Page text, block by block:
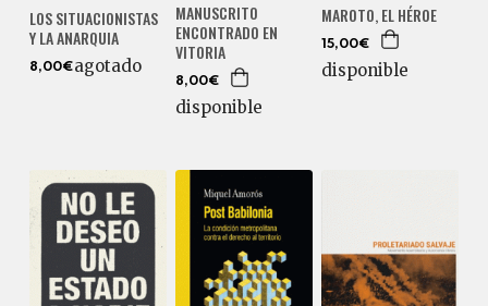
LOS SITUACIONISTAS
Y LA ANARQUIA
8,00€agotado
MANUSCRITO
ENCONTRADO EN
VITORIA
8,00€
disponible
MAROTO, EL HÉROE
15,00€
disponible